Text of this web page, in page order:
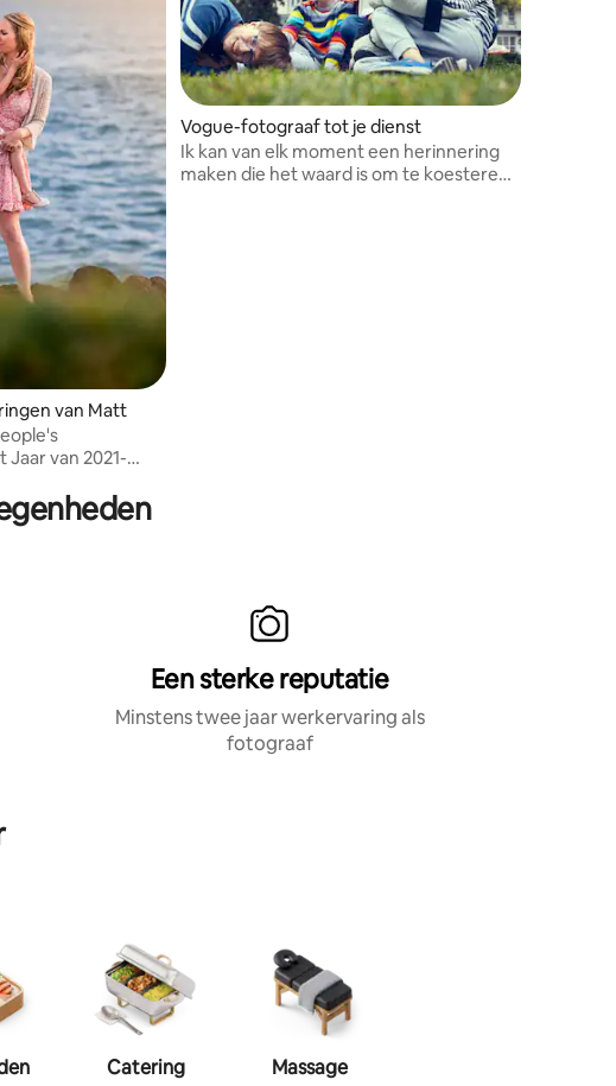
van Matt
van 2021-
Vogue-fotograaf tot je dienst
Ik kan van elk moment een herinnering
maken die het waard is om te koesteren.
Een sterke reputatie
Minstens twee jaar werkervaring als
fotograaf
Catering Massage